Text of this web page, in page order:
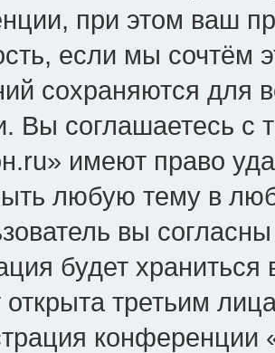
при этом ваш
если мы сочтём
сохраняются для
Вы соглашаетесь
имеют право
любую тему в
вы
будет
открыта третьим
конференции